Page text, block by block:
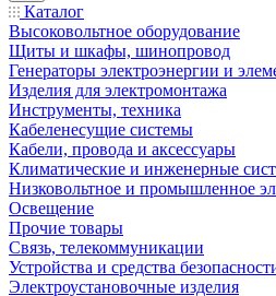
Каталог
Высоковольтное оборудование
Щиты и шкафы, шинопровод
Генераторы электроэнергии и
Изделия для электромонтажа
Инструменты, техника
Кабеленесущие системы
Кабели, провода и аксессуары
Климатические и инженерные
Низковольтное и промышленное
Освещение
Прочие товары
Связь, телекоммуникации
Устройства и средства
Электроустановочные изделия